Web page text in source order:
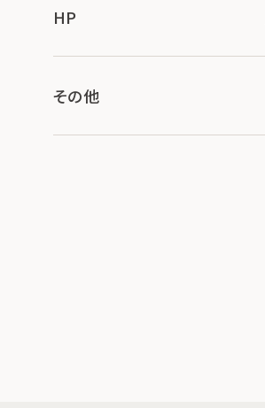
HP
その他